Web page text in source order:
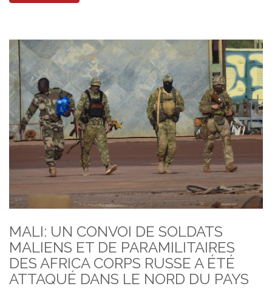
MALI: UN CONVOI DE SOLDATS
MALIENS ET DE PARAMILITAIRES
DES AFRICA CORPS RUSSE A ÉTÉ
ATTAQUÉ DANS LE NORD DU PAYS